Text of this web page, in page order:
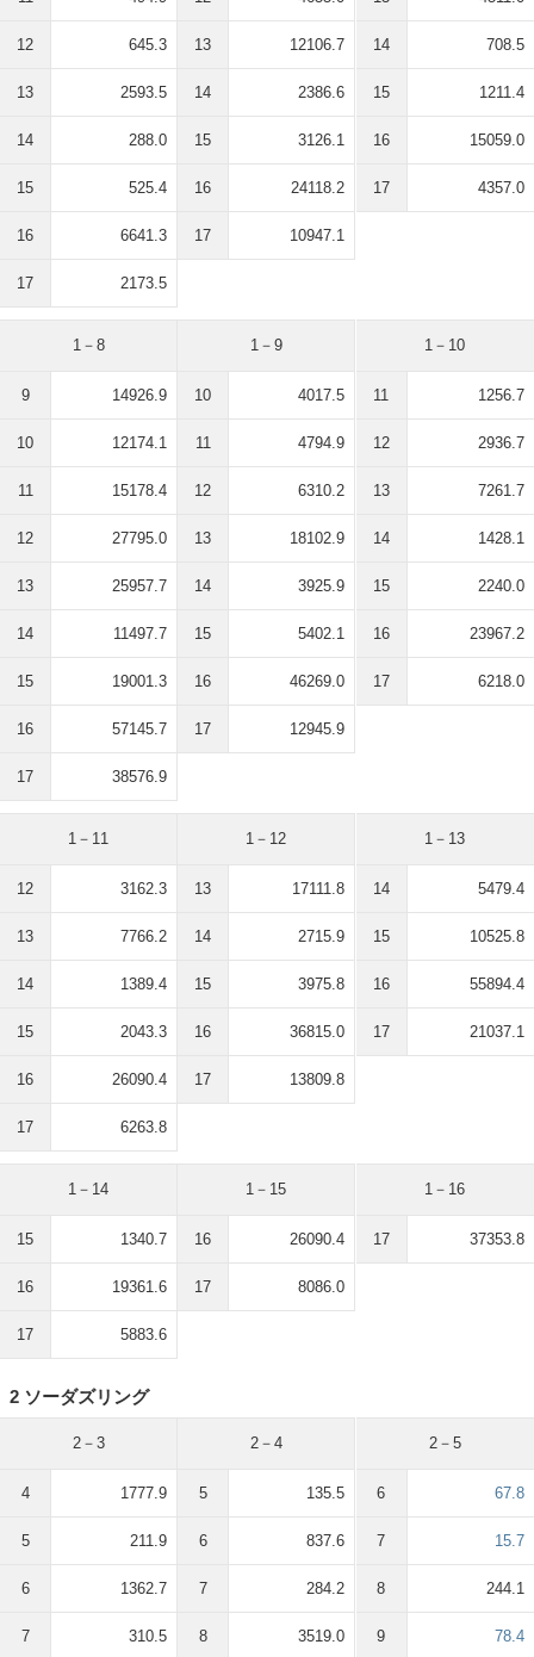
12 645.3
13 2593.5
14 288.0
15 525.4
16 6641.3
17 2173.5
13 12106.7
14 2386.6
15 3126.1
16 24118.2
17 10947.1
14 708.5
15 1211.4
16 15059.0
17 4357.0
1－8
9 14926.9
10 12174.1
11 15178.4
12 27795.0
13 25957.7
14 11497.7
15 19001.3
16 57145.7
17 38576.9
1－9
10 4017.5
11 4794.9
12 6310.2
13 18102.9
14 3925.9
15 5402.1
16 46269.0
17 12945.9
1－10
11 1256.7
12 2936.7
13 7261.7
14 1428.1
15 2240.0
16 23967.2
17 6218.0
1－11
12 3162.3
13 7766.2
14 1389.4
15 2043.3
16 26090.4
17 6263.8
1－12
13 17111.8
14 2715.9
15 3975.8
16 36815.0
17 13809.8
1－13
14 5479.4
15 10525.8
16 55894.4
17 21037.1
1－14
15 1340.7
16 19361.6
17 5883.6
1－15
16 26090.4
17 8086.0
1－16
17 37353.8
2 ソーダズリング
2－3
4 1777.9
5 211.9
6 1362.7
7 310.5
2－4
5 135.5
6 837.6
7 284.2
8 3519.0
2－5
6 67.8
7 15.7
8 244.1
9 78.4